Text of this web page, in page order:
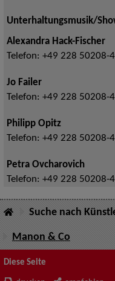
Unterhaltungsmusik/
Alexandra Hack-Fischer
Telefon: +49 228 50208-
Jo Failer
Telefon: +49 228 50208-
Philipp Opitz
Telefon: +49 228 50208-
Petra Ovcharovich
Telefon: +49 228 50208-
Suche nach
Manon & Co
Diese Seite